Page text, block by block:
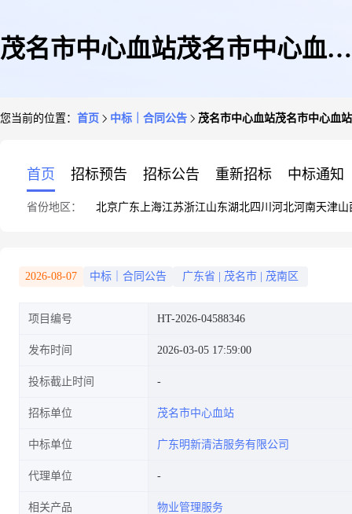
茂名市中心血站茂名市中心血站
您当前的位置： 首页 中标｜合同公告 茂名市中心血站茂名市中心血
首页 招标预告 招标公告 重新招标 中标通知
省份地区： 北京广东 上海江苏浙江山东湖北四川 河北河南天津山
2026-08-07 中标｜合同公告 广东省 茂名市 茂南区
项目编号 HT-2026-04588346
发布时间 2026-03-05 17:59:00
投标截止时间
招标单位 茂名市中心血站
中标单位 广东明新清洁服务有限公司
代理单位
相关产品 物业管理服务